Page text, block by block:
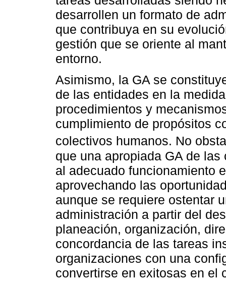
desarrollen un formato de
que contribuya en su
gestión que se oriente al
entorno.
Asimismo, la GA se
de las entidades en la
procedimientos y
cumplimiento de propósitos
colectivos humanos. No
que una apropiada GA de
al adecuado funcionamiento
aprovechando las
aunque se requiere ostentar
administración a partir del
planeación, organización,
concordancia de las tareas
organizaciones con una
convertirse en exitosas en el